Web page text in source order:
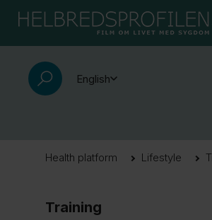
English
Health platform Lifestyle
Training